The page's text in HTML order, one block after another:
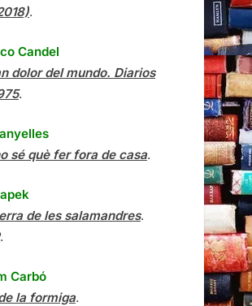
.
Candel
dolor del mundo. Diarios
.
sé què fer fora de casa.
de les salamandres.
.
Carbó
la formiga.